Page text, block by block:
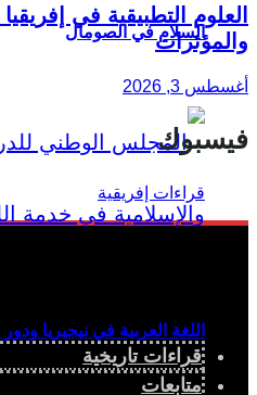
السلام في الصومال
اللغة العربية في نيجيريا
العلوم التطبيقية في
والمؤثرات
أغسطس 3, 2026
فيسبوك
قراءات تاريخية
متابعات